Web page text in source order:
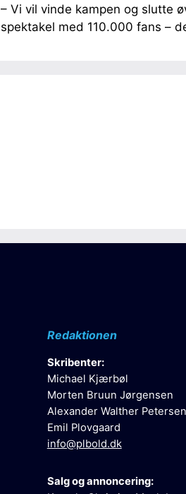
– Vi vil vinde kampen og slutte
spektakel med 110.000 fans –
Redaktionen
Skribenter:
Michael Kjærbøl
Morten Bruun Jørgensen
Alexander Walther Petersen
Emil Plovgaard
info@plbold.dk
Salg og annoncering: